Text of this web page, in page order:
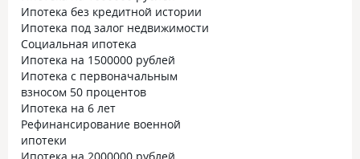
Ипотека без кредитной истории
Ипотека под залог недвижимости
Социальная ипотека
Ипотека на 1500000 рублей
Ипотека с первоначальным
взносом 50 процентов
Ипотека на 6 лет
Рефинансирование военной
ипотеки